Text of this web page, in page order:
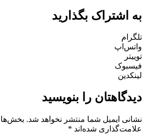
به اشتراک بگذارید
تلگرام
واتس‌اپ
توییتر
فیسبوک
لینکدین
دیدگاهتان را بنویسید
نشانی ایمیل شما منتشر نخواهد شد.
علامت‌گذاری شده‌اند *